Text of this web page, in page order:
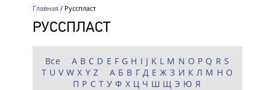
Главная/ Русспласт
РУССПЛАСТ
Все A B C D E F G H I J K L M N O P Q R S
T U V W X Y Z А Б В Г Д Е Ж З И К Л М Н О
П Р С Т У Ф Х Ц Ч Ш Щ Э Ю Я